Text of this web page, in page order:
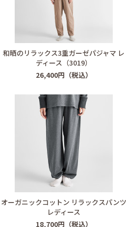
和晒のリラックス3重ガーゼパジャマ レ
ディース（3019）
26,400円（税込）
オーガニックコットン リラックスパンツ
レディース
18,700円（税込）